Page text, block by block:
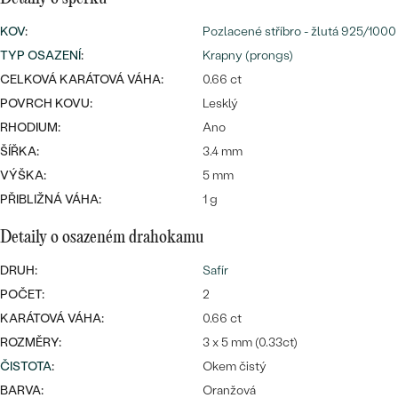
Nejprodávanější
snubní prsteny
PROHLÉDNOUT
DLE MATERIÁLU
ZLATO
PLATINA
STŘÍBRO
S LAB-GROWN DIAMANTY
S PERLAMI
DLE STYLU
MINIMALISTICKÉ
PODLE PŘÍLEŽITOSTI
PODLE BARVY
Nejprodávanější
LUXUSNÍ
CENOVĚ DOSTUPNÉ
LUXUSNÍ
KOV:
Pozlacené stříbro - žlutá 925/1000
TYP OSAZENÍ:
Krapny (prongs)
CELKOVÁ KARÁTOVÁ VÁHA:
0.66 ct
POVRCH KOVU:
Lesklý
RHODIUM:
Ano
ŠÍŘKA:
3.4 mm
VÝŠKA:
5 mm
PŘIBLIŽNÁ VÁHA:
1 g
Detaily o osazeném drahokamu
DRUH:
Safír
POČET:
2
KARÁTOVÁ VÁHA:
0.66 ct
ROZMĚRY:
3 x 5 mm (0.33ct)
ČISTOTA:
Okem čistý
BARVA:
Oranžová